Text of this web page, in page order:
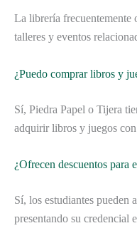
La librería frecuentemente
talleres y eventos
¿Puedo comprar libros y
Sí, Piedra Papel o Tijera
adquirir libros y juegos
¿Ofrecen descuentos para
Sí, los estudiantes pueden
presentando su credencial